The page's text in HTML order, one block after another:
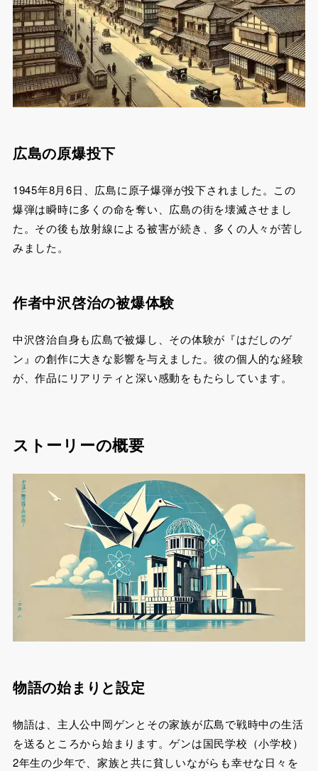
広島の原爆投下
1945年8月6日、広島に原子爆弾が投下されました。この
爆弾は瞬時に多くの命を奪い、広島の街を壊滅させまし
た。その後も放射線による被害が続き、多くの人々が苦し
みました。
作者中沢啓治の被爆体験
中沢啓治自身も広島で被爆し、その体験が『はだしのゲ
ン』の創作に大きな影響を与えました。彼の個人的な経験
が、作品にリアリティと深い感動をもたらしています。
ストーリーの概要
物語の始まりと設定
物語は、主人公中岡ゲンとその家族が広島で戦時中の生活
を送るところから始まります。ゲンは国民学校（小学校）
2年生の少年で、家族と共に貧しいながらも幸せな日々を